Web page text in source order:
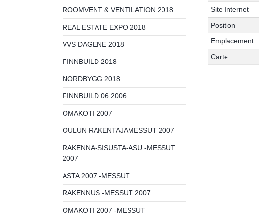
ROOMVENT & VENTILATION 2018
REAL ESTATE EXPO 2018
VVS DAGENE 2018
FINNBUILD 2018
NORDBYGG 2018
FINNBUILD 06 2006
OMAKOTI 2007
OULUN RAKENTAJAMESSUT 2007
RAKENNA-SISUSTA-ASU -MESSUT
2007
ASTA 2007 -MESSUT
RAKENNUS -MESSUT 2007
OMAKOTI 2007 -MESSUT
Site Internet
Position
Emplacement
Carte